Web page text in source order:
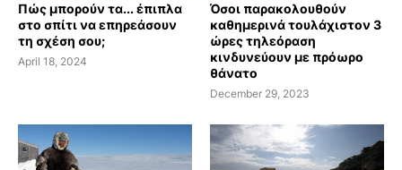
Πώς μπορούν τα... έπιπλα
στο σπίτι να επηρεάσουν
τη σχέση σου;
April 18, 2024
Όσοι παρακολουθούν
καθημερινά τουλάχιστον 3
ώρες τηλεόραση
κινδυνεύουν με πρόωρο
θάνατο
December 29, 2023